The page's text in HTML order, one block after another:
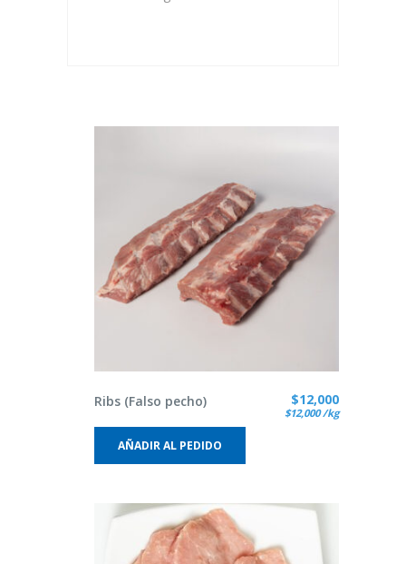
Ribs (Falso pecho) $12,000
$12,000 /kg
AÑADIR AL PEDIDO